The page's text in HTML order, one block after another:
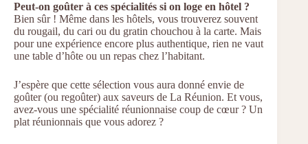
Peut-on goûter à ces spécialités si on loge en hôtel ?
Bien sûr ! Même dans les hôtels, vous trouverez souvent
du rougail, du cari ou du gratin chouchou à la carte. Mais
pour une expérience encore plus authentique, rien ne vaut
une table d’hôte ou un repas chez l’habitant.
J’espère que cette sélection vous aura donné envie de
goûter (ou regoûter) aux saveurs de La Réunion. Et vous,
avez-vous une spécialité réunionnaise coup de cœur ? Un
plat réunionnais que vous adorez ?